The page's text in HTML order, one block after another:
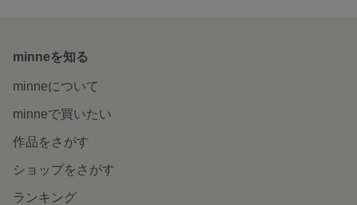
minneを知る
minneについて
minneで買いたい
作品をさがす
ショップをさがす
ランキング